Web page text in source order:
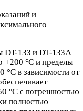
и
DT-133 и DT-133А
+200 °C и пределы
в зависимости от
°C с погрешностью
полностью